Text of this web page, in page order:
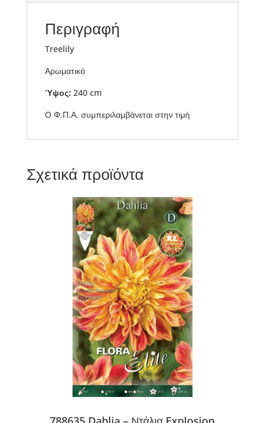
Περιγραφή
Treelily
Αρωματικό
Ύψος: 240 cm
Ο Φ.Π.Α. συμπεριλαμβάνεται στην τιμή
Σχετικά προϊόντα